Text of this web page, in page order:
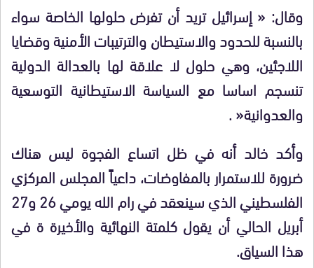
وقال: « إسرائيل تريد أن تفرض حلولها الخاصة سواء
بالنسبة للحدود والاستيطان والترتيبات الأمنية وقضايا
اللاجئين، وهي حلول لا علاقة لها بالعدالة الدولية
تنسجم اساسا مع السياسة الاستيطانية التوسعية
والعدوانية« .
وأكد خالد أنه في ظل اتساع الفجوة ليس هناك
ضرورة للاستمرار بالمفاوضات، داعياً المجلس المركزي
الفلسطيني الذي سينعقد في رام الله يومي 26 و27
أبريل الحالي أن يقول كلمتة النهائية والأخيرة ة في
هذا السياق.